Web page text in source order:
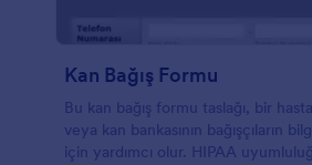
Kan Bağış Formu
Bu kan bağış formu taslağı, bir
veya kan bankasının bağışçıların
için yardımcı olur. HIPAA